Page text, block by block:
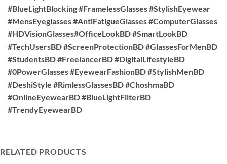
#BlueLightBlocking #FramelessGlasses #StylishEyewear
#MensEyeglasses #AntiFatigueGlasses #ComputerGlasses
#HDVisionGlasses#OfficeLookBD #SmartLookBD
#TechUsersBD #ScreenProtectionBD #GlassesForMenBD
#StudentsBD #FreelancerBD #DigitalLifestyleBD
#0PowerGlasses #EyewearFashionBD #StylishMenBD
#DeshiStyle #RimlessGlassesBD #ChoshmaBD
#OnlineEyewearBD #BlueLightFilterBD
#TrendyEyewearBD
RELATED PRODUCTS